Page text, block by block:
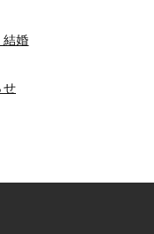
結婚
せ